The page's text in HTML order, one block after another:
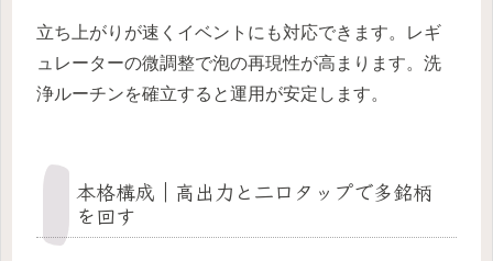
立ち上がりが速くイベントにも対応できます。レギ
ュレーターの微調整で泡の再現性が高まります。洗
浄ルーチンを確立すると運用が安定します。
本格構成｜高出力と二口タップで多銘柄
を回す